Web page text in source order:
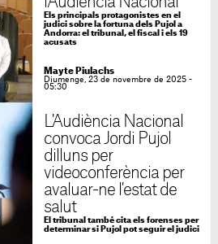
Els principals protagonistes en el
judici sobre la fortuna dels Pujol a
Andorra: el tribunal, el fiscal i els 19
acusats
Mayte Piulachs
Diumenge, 23 de novembre de 2025 -
05:30
L'Audiència Nacional
convoca Jordi Pujol
dilluns per
videoconferència per
avaluar-ne l'estat de
salut
El tribunal també cita els forenses per
determinar si Pujol pot seguir el judici